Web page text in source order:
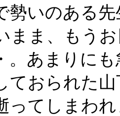
勢いのある
まま、もう
。あまりに
ておられた
ってしまわ